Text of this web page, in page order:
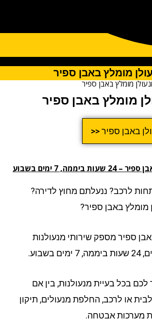
מומלץ באבן ספיר
מומלץ באבן ספיר
מומלץ באבן ספיר
ספיר <<
בשבוע
ננעלתם מחוץ לדירה?
באבן ספיר?
מספק שירותי מנעולנות
בכל בעיית מנעולנות, בין אם
לרכב, החלפת מנעולים, תיקון
אבטחה.